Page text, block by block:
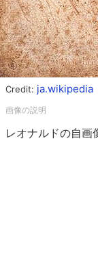
Credit: ja.wikipedia
レオナルドの自画